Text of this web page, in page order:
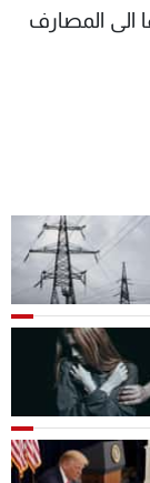
الى المصارف